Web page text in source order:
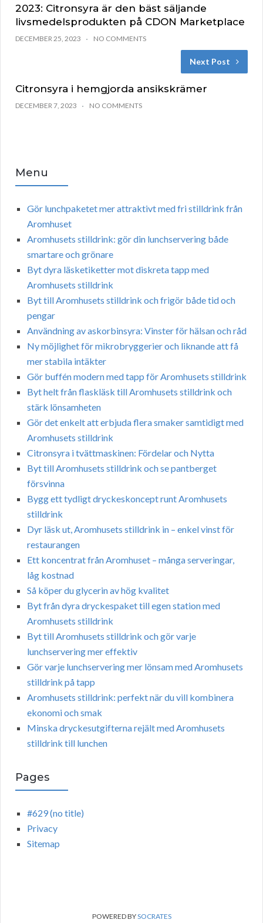
2023: Citronsyra är den bäst säljande
livsmedelsprodukten på CDON Marketplace
DECEMBER 25, 2023 NO COMMENTS
Next Post
Citronsyra i hemgjorda ansikskrämer
DECEMBER 7, 2023 NO COMMENTS
Menu
Gör lunchpaketet mer attraktivt med fri stilldrink från
Aromhuset
Aromhusets stilldrink: gör din lunchservering både
smartare och grönare
Byt dyra läsketiketter mot diskreta tapp med
Aromhusets stilldrink
Byt till Aromhusets stilldrink och frigör både tid och
pengar
Användning av askorbinsyra: Vinster för hälsan och råd
Ny möjlighet för mikrobryggerier och liknande att få
mer stabila intäkter
Gör buffén modern med tapp för Aromhusets stilldrink
Byt helt från flaskläsk till Aromhusets stilldrink och
stärk lönsamheten
Gör det enkelt att erbjuda flera smaker samtidigt med
Aromhusets stilldrink
Citronsyra i tvättmaskinen: Fördelar och Nytta
Byt till Aromhusets stilldrink och se pantberget
försvinna
Bygg ett tydligt dryckeskoncept runt Aromhusets
stilldrink
Dyr läsk ut, Aromhusets stilldrink in – enkel vinst för
restaurangen
Ett koncentrat från Aromhuset – många serveringar,
låg kostnad
Så köper du glycerin av hög kvalitet
Byt från dyra dryckespaket till egen station med
Aromhusets stilldrink
Byt till Aromhusets stilldrink och gör varje
lunchservering mer effektiv
Gör varje lunchservering mer lönsam med Aromhusets
stilldrink på tapp
Aromhusets stilldrink: perfekt när du vill kombinera
ekonomi och smak
Minska dryckesutgifterna rejält med Aromhusets
stilldrink till lunchen
Pages
#629 (no title)
Privacy
Sitemap
POWERED BYSOCRATES